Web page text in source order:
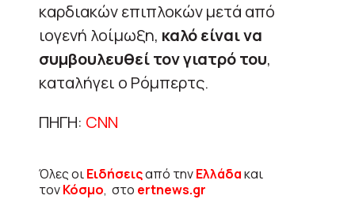
καρδιακών επιπλοκών μετά από
ιογενή λοίμωξη, καλό είναι να
συμβουλευθεί τον γιατρό του,
καταλήγει ο Ρόμπερτς.
ΠΗΓΗ: CNN
Όλες οιΕιδήσειςαπό τηνΕλλάδακαι
τονΚόσμο, στο ertnews.gr